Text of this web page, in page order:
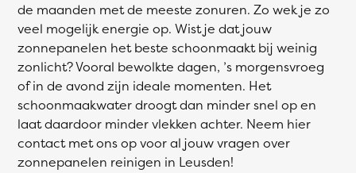
de maanden met de meeste zonuren. Zo wek je zo
veel mogelijk energie op. Wist je dat jouw
zonnepanelen het beste schoonmaakt bij weinig
zonlicht? Vooral bewolkte dagen, ’s morgensvroeg
of in de avond zijn ideale momenten. Het
schoonmaakwater droogt dan minder snel op en
laat daardoor minder vlekken achter. Neem hier
contact met ons op voor al jouw vragen over
zonnepanelen reinigen in Leusden!